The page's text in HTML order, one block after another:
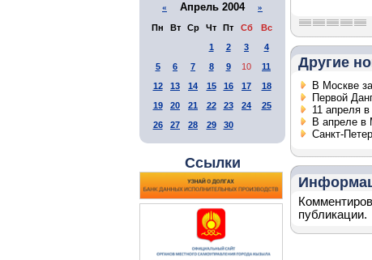
« Апрель 2004 »
Пн Вт Ср Чт Пт Сб
Вс
1
2 3
4
5
6 7 8 9 10
11
12
13 14 15 16 17
18
19
20 21 22 23 24
25
26
27 28 29 30
Ссылки
Другие
В Москве
Первой
11 апреля
В апреле в
Санкт-
публикации.